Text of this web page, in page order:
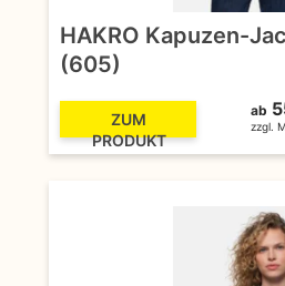
HAKRO Kapuzen-
(605)
ZUM
PRODUKT
ab
zzgl.